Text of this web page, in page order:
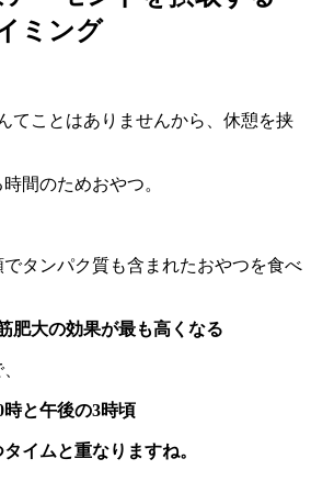
ミング
てことはありませんから、休憩を挟
間のためおやつ。
タンパク質も含まれたおやつを食べ
肥大の効果が最も高くなる
と午後の3時頃
イムと重なりますね。